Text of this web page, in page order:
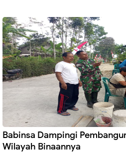
Babinsa Dampingi
Wilayah Binaannya